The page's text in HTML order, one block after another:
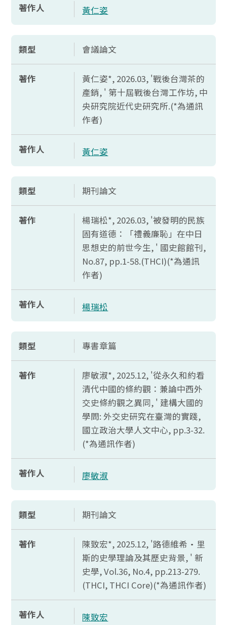
著作人 黃仁姿
類型 會議論文
著作
黃仁姿*, 2026.03, '戰後台灣茶的
產銷, ' 第十屆戰後台灣工作坊, 中
央研究院近代史研究所.(*為通訊
作者)
著作人 黃仁姿
類型 期刊論文
著作
楊瑞松*, 2026.03, '被發明的民族
固有道德：「禮義廉恥」在中日
思想史的前世今生, ' 國史館館刊,
No.87, pp.1-58.(THCI)(*為通訊
作者)
著作人 楊瑞松
類型 專書章篇
著作
廖敏淑*, 2025.12, '從永久和約看
清代中國的條約觀：兼論中西外
交史條約觀之異同, ' 建構大國的
學問: 外交史研究在臺灣的實踐,
國立政治大學人文中心, pp.3-32.
(*為通訊作者)
著作人 廖敏淑
類型 期刊論文
著作
陳致宏*, 2025.12, '路德維希·里
斯的史學理論及其歷史背景, ' 新
史學,Vol.36, No.4, pp.213-279.
(THCI, THCI Core)(*為通訊作者)
著作人 陳致宏